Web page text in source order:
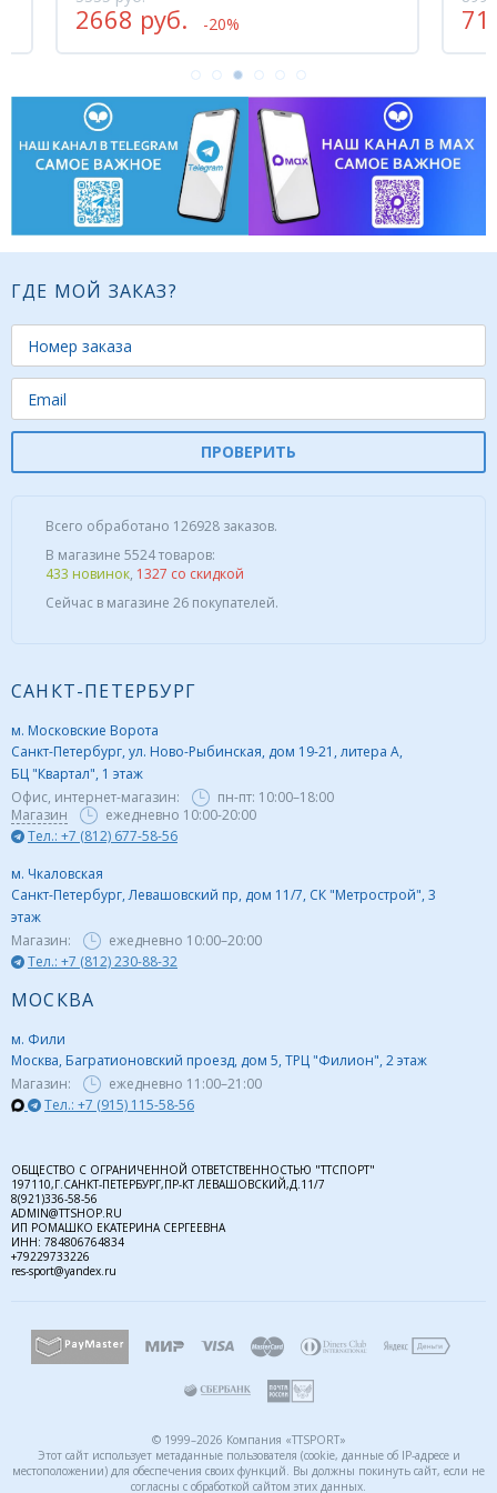
2668 руб. -20%
ГДЕ МОЙ ЗАКАЗ?
ПРОВЕРИТЬ
Всего обработано 126928 заказов.
В магазине 5524 товаров:
433 новинок, 1327 со скидкой
Сейчас в магазине 26 покупателей.
САНКТ-ПЕТЕРБУРГ
м. Московские Ворота
Санкт-Петербург, ул. Ново-Рыбинская, дом 19-21, литера А,
БЦ "Квартал", 1 этаж
Офис, интернет-магазин:
пн-пт: 10:00–18:00
Магазин
ежедневно 10:00-20:00
Тел.: +7 (812) 677-58-56
м. Чкаловская
Санкт-Петербург, Левашовский пр, дом 11/7, СК "Метрострой", 3
этаж
Магазин:
ежедневно 10:00–20:00
Тел.: +7 (812) 230-88-32
МОСКВА
м. Фили
Москва, Багратионовский проезд, дом 5, ТРЦ "Филион", 2 этаж
Магазин:
ежедневно 11:00–21:00
Тел.: +7 (915) 115-58-56
ОБЩЕСТВО С ОГРАНИЧЕННОЙ ОТВЕТСТВЕННОСТЬЮ "ТТСПОРТ"
197110,Г.САНКТ-ПЕТЕРБУРГ,ПР-КТ ЛЕВАШОВСКИЙ,Д.11/7
8(921)336-58-56
ADMIN@TTSHOP.RU
ИП РОМАШКО ЕКАТЕРИНА СЕРГЕЕВНА
ИНН: 784806764834
+79229733226
res-sport@yandex.ru
© 1999–2026 Компания «TTSPORT»
Этот сайт использует метаданные пользователя (cookie, данные об IP-адресе и
местоположении) для обеспечения своих функций. Вы должны покинуть сайт, если не
согласны с обработкой сайтом этих данных.